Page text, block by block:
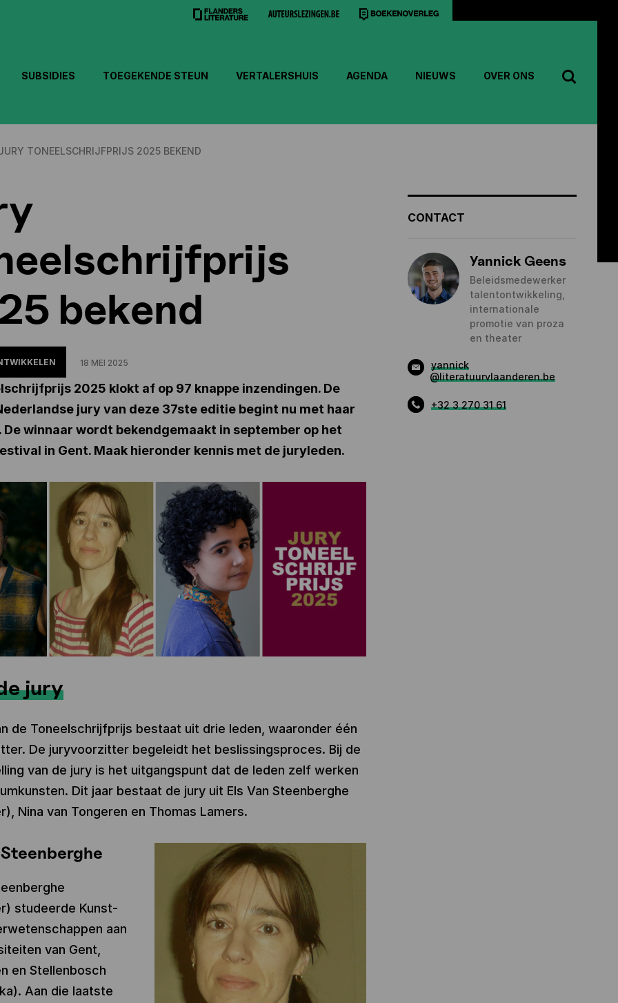
SUBSIDIES TOEGEKENDE STEUN VERTALERSHUIS AGENDA NIEUWS OVER ONS
TONEELSCHRIJFPRIJS 2025 BEKEND
bekend
18 MEI 2025
2025 klokt af op 97 knappe inzendingen. De
jury van deze 37ste editie begint nu met haar
De winnaar wordt bekendgemaakt in september op het
in Gent. Maak hieronder kennis met de juryleden.
jury
de Toneelschrijfprijs bestaat uit drie leden, waaronder één
De juryvoorzitter begeleidt het beslissingsproces. Bij de
van de jury is het uitgangspunt dat de leden zelf werken
Dit jaar bestaat de jury uit Els Van Steenberghe
Nina van Tongeren en Thomas Lamers.
Steenberghe
studeerde Kunst-
aan
van Gent,
en Stellenbosch
Aan die laatste
CONTACT
Yannick Geens
Beleidsmedewerker
talentontwikkeling,
internationale
promotie van proza
en theater
yannick
@literatuurvlaanderen.be
+32 3 270 31 61